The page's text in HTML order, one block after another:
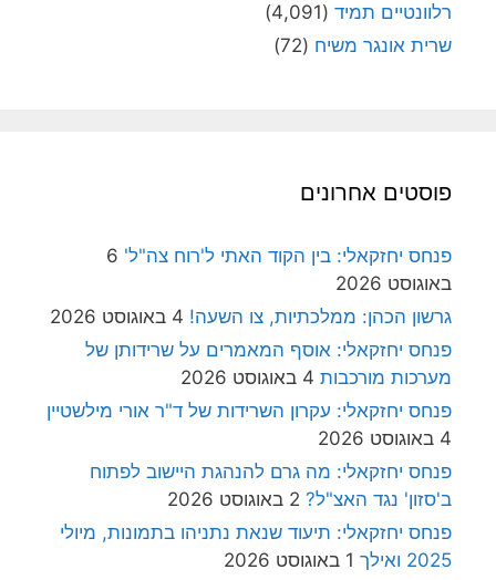
רלוונטיים תמיד (4,091)
שרית אונגר משיח (72)
פוסטים אחרונים
פנחס יחזקאלי: בין הקוד האתי ל'רוח צה"ל' 6
באוגוסט 2026
גרשון הכהן: ממלכתיות, צו השעה! 4 באוגוסט 2026
פנחס יחזקאלי: אוסף המאמרים על שרידותן של
מערכות מורכבות 4 באוגוסט 2026
פנחס יחזקאלי: עקרון השרידות של ד"ר אורי מילשטיין
4 באוגוסט 2026
פנחס יחזקאלי: מה גרם להנהגת היישוב לפתוח
ב'סזון' נגד האצ"ל? 2 באוגוסט 2026
פנחס יחזקאלי: תיעוד שנאת נתניהו בתמונות, מיולי
2025 ואילך
1 באוגוסט 2026